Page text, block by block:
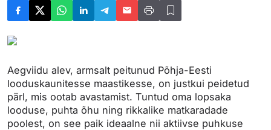
Aegviidu alev, armsalt peitunud Põhja-Eesti
looduskaunitesse maastikesse, on justkui peidetud
pärl, mis ootab avastamist. Tuntud oma lopsaka
looduse, puhta õhu ning rikkalike matkaradade
poolest, on see paik ideaalne nii aktiivse puhkuse